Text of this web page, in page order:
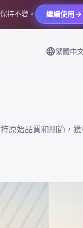
持不變。 繼續使用
繁體中
原始品質和細節，獲